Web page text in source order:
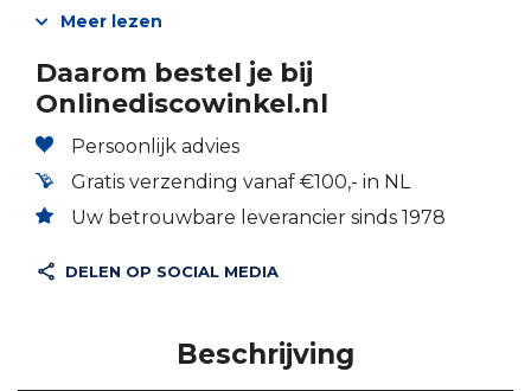
Meer lezen
Daarom bestel je bij
Onlinediscowinkel.nl
Persoonlijk advies
Gratis verzending vanaf €100,- in NL
Uw betrouwbare leverancier sinds 1978
DELEN OP SOCIAL MEDIA
Beschrijving